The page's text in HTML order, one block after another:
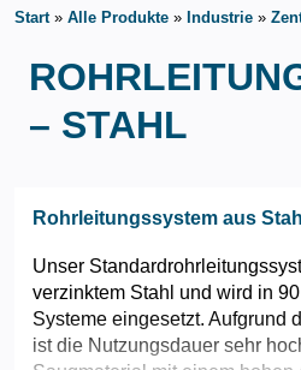
Start» Alle Produkte » Industrie »
– STAHL
Rohrleitungssystem aus
Unser
verzinktem Stahl und wird in
Systeme eingesetzt. Aufgrund
ist die Nutzungsdauer sehr